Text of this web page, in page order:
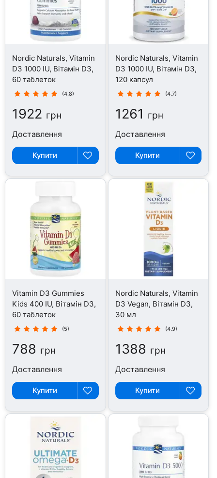
Nordic Naturals, Vitamin
D3 1000 IU, Вітамін D3,
60 таблеток
(4.8)
1922 грн
Доставлення
Купити
Nordic Naturals, Vitamin
D3 1000 IU, Вітамін D3,
120 капсул
(4.7)
1261 грн
Доставлення
Купити
Vitamin D3 Gummies
Kids 400 IU, Вітамін D3,
60 таблеток
(5)
788 грн
Доставлення
Купити
Nordic Naturals, Vitamin
D3 Vegan, Вітамін D3,
30 мл
(4.9)
1388 грн
Доставлення
Купити